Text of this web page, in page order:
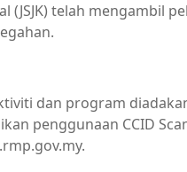
(JSJK) telah mengambil
dan program
penggunaan CCID